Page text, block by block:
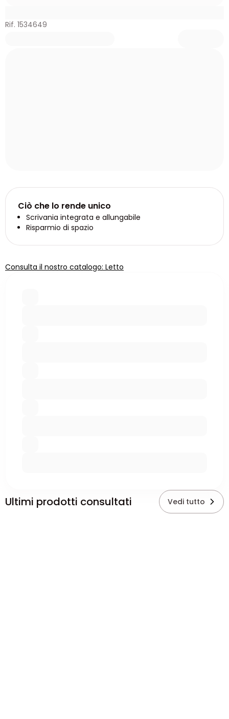
Rif. 1534649
Ciò che lo rende unico
Scrivania integrata e allungabile
Risparmio di spazio
Consulta il nostro catalogo: Letto
Ultimi prodotti consultati Vedi tutto